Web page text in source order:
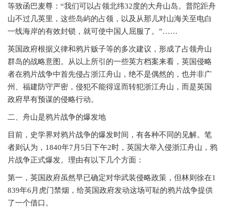
等致函巴麦尊：“我们可以占领北纬32度的大舟山岛。普陀距舟
山不过几英里，这些岛屿的占领，以及从那儿对山海关至电白
一线海岸的有效封锁，就可使中国人屈服了。”……
英国政府根据义律和鸦片贩子等的多次建议，形成了占领舟山
群岛的战略意图。从以上所引的一些英方档案来看，英国侵略
者在鸦片战争中首先侵占浙江舟山，绝不是偶然的，也并非广
州、福建防守严密，侵犯不能得逞而转犯浙江舟山，而是英国
政府早有预谋的侵略行动。
二、舟山是鸦片战争的爆发地
目前，史学界对鸦片战争的爆发时间，有各种不同的见解。笔
者则认为， 1840年7月5日下午2时，英国大举入侵浙江舟山，鸦
片战争正式爆发。理由有以下几个方面：
第一，英国政府虽然早已确定对华武装侵略政策，但林则徐在1
839年6月虎门禁烟，给英国政府发动这场可耻的鸦片战争提供
了一个借口。